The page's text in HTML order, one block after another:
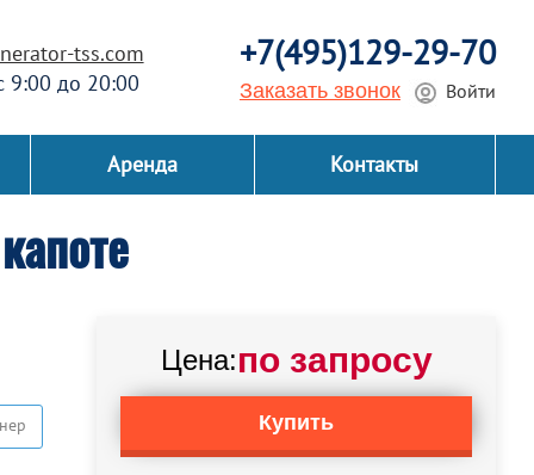
tss.com
9:00 до 20:00
+7(495)129-29-70
Заказать звонок Войти
Аренда Контакты
Цена:по запросу
Купить